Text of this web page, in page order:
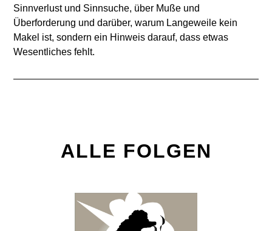
Sinnverlust und Sinnsuche, über Muße und
Überforderung und darüber, warum Langeweile kein
Makel ist, sondern ein Hinweis darauf, dass etwas
Wesentliches fehlt.
ALLE FOLGEN